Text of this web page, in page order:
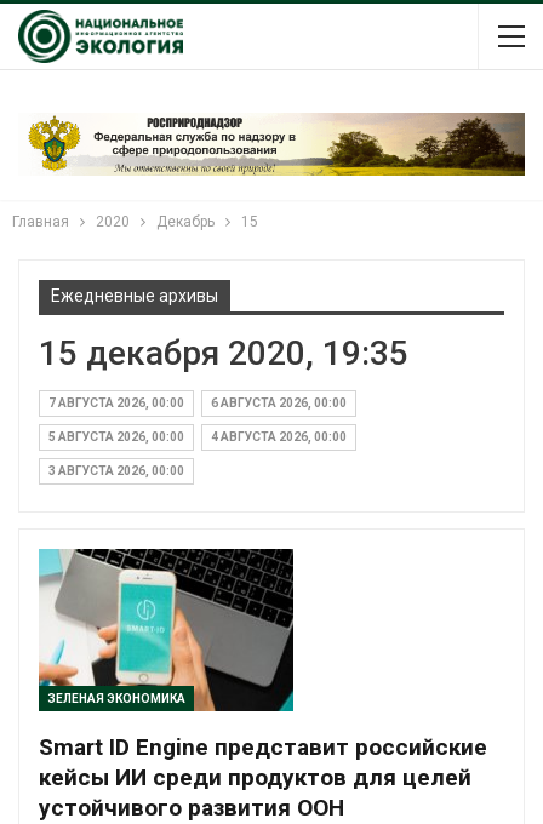
Главная 2020 Декабрь 15
Ежедневные архивы
15 декабря 2020, 19:35
7 АВГУСТА 2026, 00:00 6 АВГУСТА 2026, 00:00
5 АВГУСТА 2026, 00:00 4 АВГУСТА 2026, 00:00
3 АВГУСТА 2026, 00:00
ЗЕЛЕНАЯ ЭКОНОМИКА
Smart ID Engine представит российские
кейсы ИИ среди продуктов для целей
устойчивого развития ООН